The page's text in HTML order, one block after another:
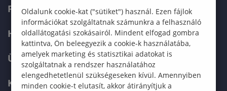
FELVÉTELIZŐKNEK
HALLGATÓKNAK
ÜZLETI PARTNEREKNEK
KARRIER
Oldalunk cookie-kat ("sütiket") használ. Ezen fájlok
információkat szolgáltatnak számunkra a felhasználó
oldallátogatási szokásairól. Mindent elfogad gombra
kattintva, Ön beleegyezik a cookie-k használatába,
amelyek marketing és statisztikai adatokat is
szolgáltatnak a rendszer használatához
elengedhetetlenül szükségeseken kívül. Amennyiben
minden cookie-t elutasít, akkor átirányítjuk a